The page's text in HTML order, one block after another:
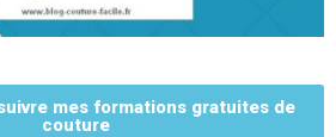
mes formations gratuites de
couture